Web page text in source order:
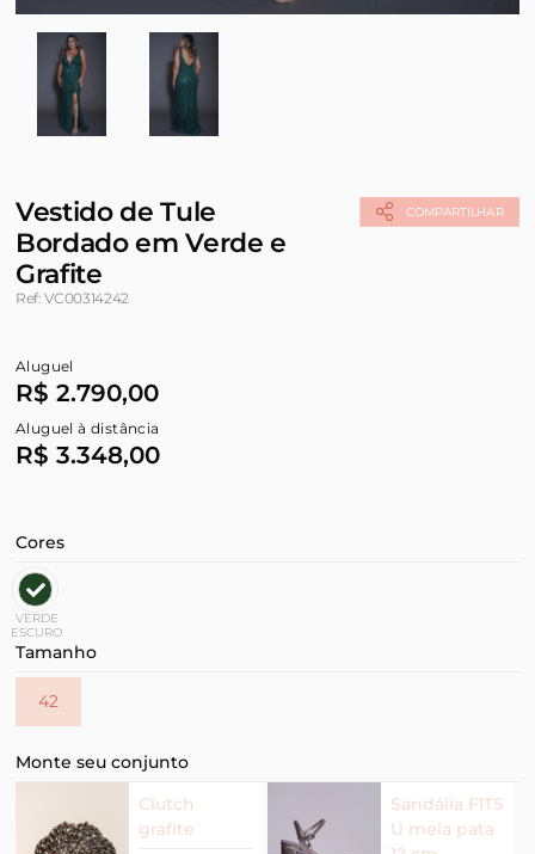
COMPARTILHAR
Vestido de Tule
Bordado em Verde e
Grafite
Ref: VC00314242
Aluguel
R$ 2.790,00
Aluguel à distância
R$ 3.348,00
Cores
VERDE
ESCURO
Tamanho
42
Monte seu conjunto
Clutch
grafite
Sandália FITS
U meia pata